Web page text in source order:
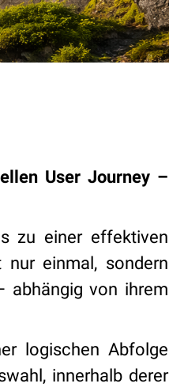
User Journey –
zu einer effektiven
nur einmal, sondern
abhängig von ihrem
logischen Abfolge
innerhalb derer